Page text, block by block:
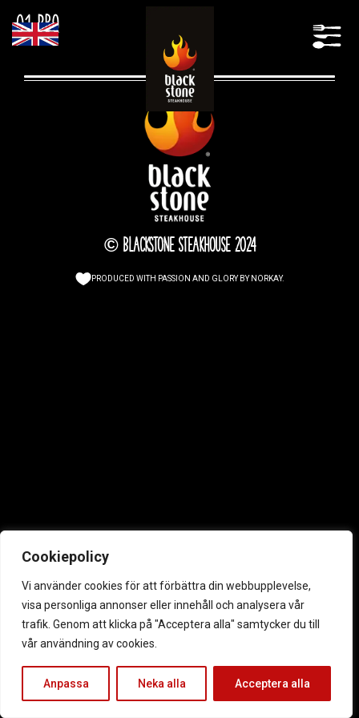
Cookiepolicy
Vi använder cookies för att förbättra din webbupplevelse,
visa personliga annonser eller innehåll och analysera vår
trafik. Genom att klicka på "Acceptera alla" samtycker du till
vår användning av cookies.
Anpassa Neka alla Acceptera alla
01_Bbq
© Blackstone Steakhouse 2024
PRODUCED WITH PASSION AND GLORY BY NORKAY.